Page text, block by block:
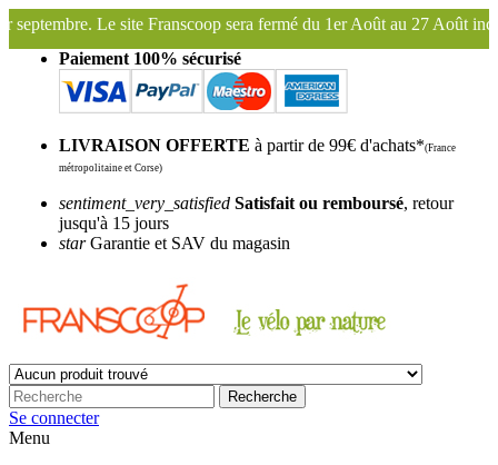
sera fermé du 1er Août au 27 Août inclus. Bonnes vacances !
Paiement 100% sécurisé
LIVRAISON OFFERTE à partir de 99€ d'achats*(France
métropolitaine et Corse)
sentiment_very_satisfied Satisfait ou remboursé, retour
jusqu'à 15 jours
starGarantie et SAV du magasin
Recherche
Se connecter
Menu